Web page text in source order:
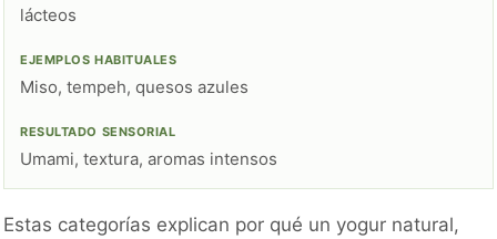
lácteos
Miso, tempeh, quesos azules
Umami, textura, aromas intensos
Estas categorías explican por qué un yogur natural,